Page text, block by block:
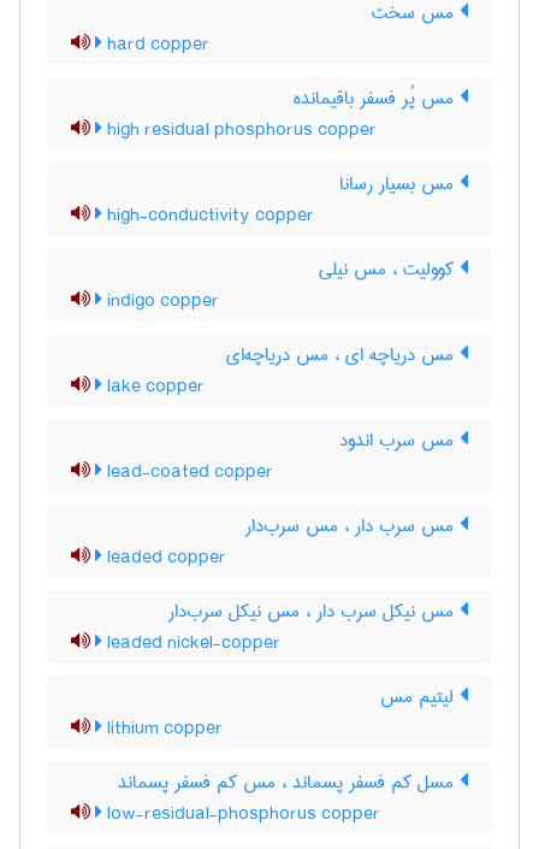
مس سخت
hard copper
مس پُر فسفر باقیمانده
high residual phosphorus copper
مس بسیار رسانا
high-conductivity copper
کوولیت ، مس نیلی
indigo copper
مس دریاچه ای ، مس دریاچه‌ای
lake copper
مس سرب اندود
lead-coated copper
مس سرب دار ، مس سرب‌دار
leaded copper
مس نیکل سرب دار ، مس نیکل سرب‌دار
leaded nickel-copper
لیتیم مس
lithium copper
مسل کم فسفر پسماند ، مس کم فسفر پسماند
low-residual-phosphorus copper